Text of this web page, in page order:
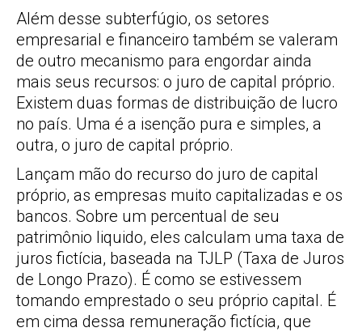
Além desse subterfúgio, os setores
empresarial e financeiro também se valeram
de outro mecanismo para engordar ainda
mais seus recursos: o juro de capital próprio.
Existem duas formas de distribuição de lucro
no país. Uma é a isenção pura e simples, a
outra, o juro de capital próprio.
Lançam mão do recurso do juro de capital
próprio, as empresas muito capitalizadas e os
bancos. Sobre um percentual de seu
patrimônio liquido, eles calculam uma taxa de
juros fictícia, baseada na TJLP (Taxa de Juros
de Longo Prazo). É como se estivessem
tomando emprestado o seu próprio capital. É
em cima dessa remuneração fictícia, que